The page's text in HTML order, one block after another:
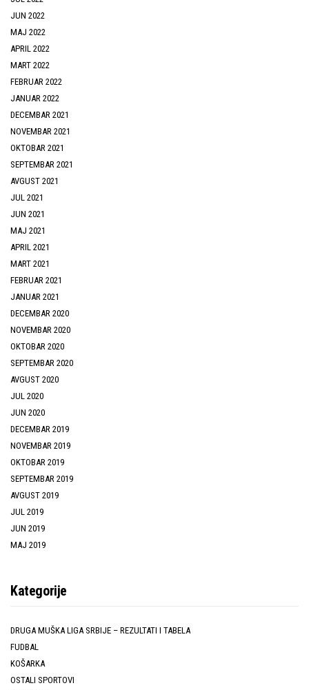
JUN 2022
MAJ 2022
APRIL 2022
MART 2022
FEBRUAR 2022
JANUAR 2022
DECEMBAR 2021
NOVEMBAR 2021
OKTOBAR 2021
SEPTEMBAR 2021
AVGUST 2021
JUL 2021
JUN 2021
MAJ 2021
APRIL 2021
MART 2021
FEBRUAR 2021
JANUAR 2021
DECEMBAR 2020
NOVEMBAR 2020
OKTOBAR 2020
SEPTEMBAR 2020
AVGUST 2020
JUL 2020
JUN 2020
DECEMBAR 2019
NOVEMBAR 2019
OKTOBAR 2019
SEPTEMBAR 2019
AVGUST 2019
JUL 2019
JUN 2019
MAJ 2019
Kategorije
DRUGA MUŠKA LIGA SRBIJE – REZULTATI I TABELA
FUDBAL
KOŠARKA
OSTALI SPORTOVI